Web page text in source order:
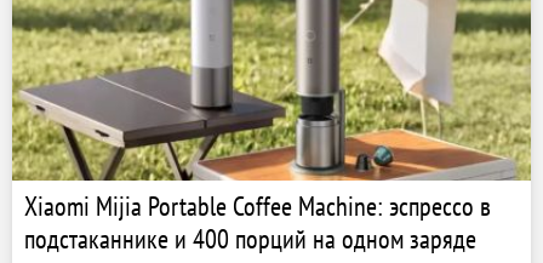
Xiaomi Mijia Portable Coffee Machine: эспрессо в
подстаканнике и 400 порций на одном заряде